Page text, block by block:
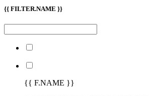
{{ FILTER.NAME }}
{{ F.NAME }}